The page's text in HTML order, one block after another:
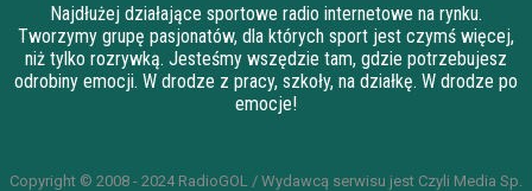
Najdłużej działające sportowe radio internetowe na rynku.
Tworzymy grupę pasjonatów, dla których sport jest czymś więcej,
niż tylko rozrywką. Jesteśmy wszędzie tam, gdzie potrzebujesz
odrobiny emocji. W drodze z pracy, szkoły, na działkę. W drodze po
emocje!
Copyright © 2008 - 2024 RadioGOL / Wydawcą serwisu jest Czyli Media Sp.